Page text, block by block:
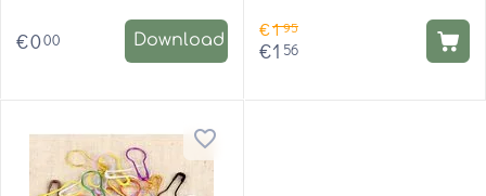
€000 Download
€195
€1 56